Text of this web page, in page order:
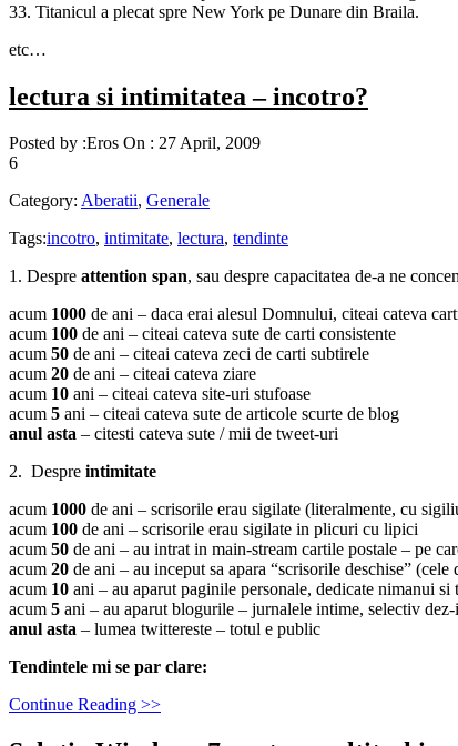
33. Titanicul a plecat spre New York pe Dunare din Braila.
etc…
lectura si intimitatea – incotro?
Posted by :Eros On : 27 April, 2009
6
Category: Aberatii, Generale
Tags:incotro, intimitate, lectura, tendinte
1. Despre attention span, sau despre capacitatea de-a ne
acum 1000 de ani – daca erai alesul Domnului, citeai cateva
acum 100 de ani – citeai cateva sute de carti consistente
acum 50 de ani – citeai cateva zeci de carti subtirele
acum 20 de ani – citeai cateva ziare
acum 10 ani – citeai cateva site-uri stufoase
acum 5 ani – citeai cateva sute de articole scurte de blog
anul asta – citesti cateva sute / mii de tweet-uri
2. Despre intimitate
acum 1000 de ani – scrisorile erau sigilate (literalmente, cu
acum 100 de ani – scrisorile erau sigilate in plicuri cu lipici
acum 50 de ani – au intrat in main-stream cartile postale – pe
acum 20 de ani – au inceput sa apara “scrisorile deschise”
acum 10 ani – au aparut paginile personale, dedicate nimanui si
acum 5 ani – au aparut blogurile – jurnalele intime, selectiv
anul asta – lumea twittereste – totul e public
Tendintele mi se par clare:
Continue Reading >>